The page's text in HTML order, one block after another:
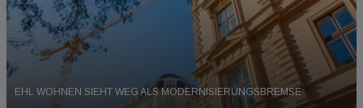
EHL WOHNEN SIEHT WEG ALS MODERNISIERUNGSBREMSE